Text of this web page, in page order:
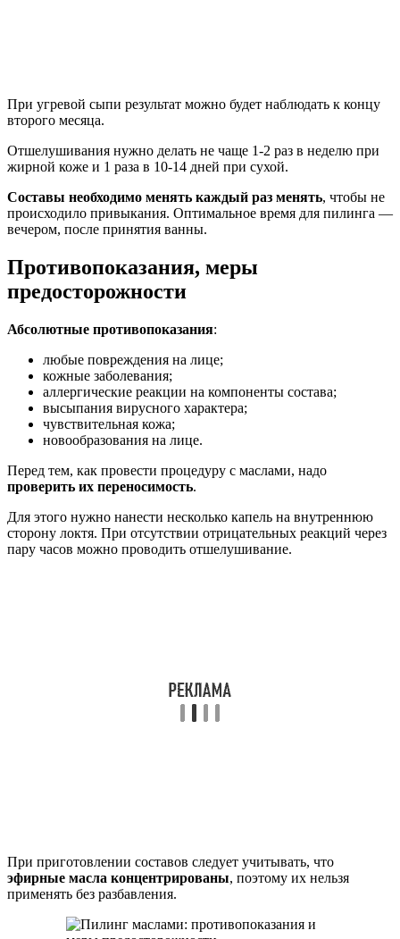
При угревой сыпи результат можно будет наблюдать к концу
второго месяца.
Отшелушивания нужно делать не чаще 1-2 раз в неделю при
жирной коже и 1 раза в 10-14 дней при сухой.
Составы необходимо менять каждый раз менять, чтобы не
происходило привыкания. Оптимальное время для пилинга —
вечером, после принятия ванны.
Противопоказания, меры
предосторожности
Абсолютные противопоказания:
любые повреждения на лице;
кожные заболевания;
аллергические реакции на компоненты состава;
высыпания вирусного характера;
чувствительная кожа;
новообразования на лице.
Перед тем, как провести процедуру с маслами, надо
проверить их переносимость.
Для этого нужно нанести несколько капель на внутреннюю
сторону локтя. При отсутствии отрицательных реакций через
пару часов можно проводить отшелушивание.
При приготовлении составов следует учитывать, что
эфирные масла концентрированы, поэтому их нельзя
применять без разбавления.